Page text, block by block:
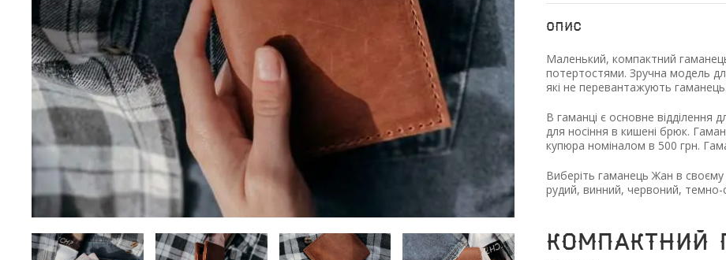
Опис
Маленький, компактний
потертостями. Зручна модель
які не перевантажують гаманець.
В гаманці є основне відділення
для носіння в кишені брюк.
купюра номіналом в 500 грн.
Виберіть гаманець Жан в
рудий, винний, червоний, темно-
Компактний